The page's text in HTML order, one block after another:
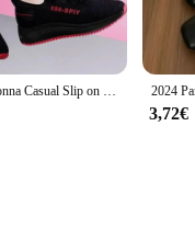
Scarpe da donna Casual Slip on Sneakers Lady Summer Sport Walking Scarpe da tennis Comode scarpe da corsa
3,72€